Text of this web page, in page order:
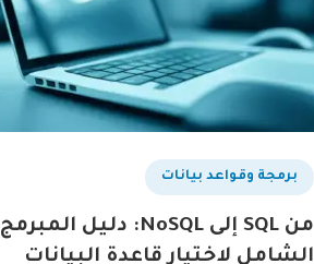
برمجة وقواعد بيانات
من SQL إلى NoSQL: دليل المبرمج
الشامل لاختيار قاعدة البيانات